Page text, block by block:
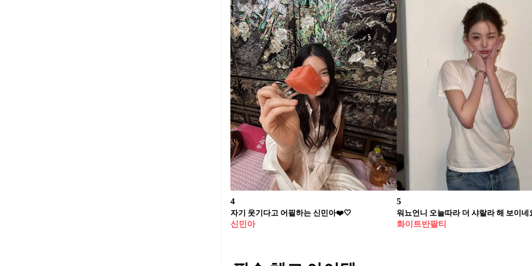
4
자기 웃기다고 어필하는 신민아❤️🤍
신민아
5
워뇨언니 오늘따라 더 샤랄라 해 보이네
화이트반팔티